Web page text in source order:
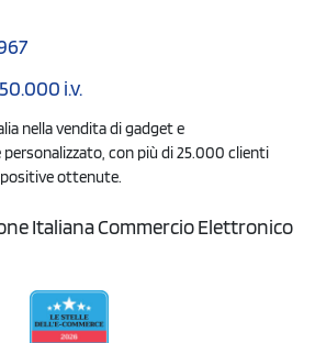
i.v.
nella vendita di gadget e
con più di 25.000 clienti
ottenute.